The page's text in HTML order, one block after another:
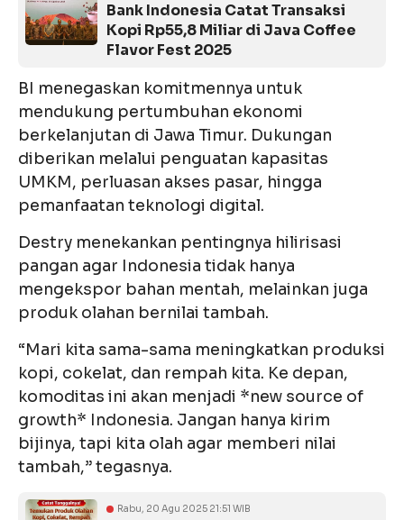
Bank Indonesia Catat Transaksi
Kopi Rp55,8 Miliar di Java Coffee
Flavor Fest 2025
BI menegaskan komitmennya untuk
mendukung pertumbuhan ekonomi
berkelanjutan di Jawa Timur. Dukungan
diberikan melalui penguatan kapasitas
UMKM, perluasan akses pasar, hingga
pemanfaatan teknologi digital.
Destry menekankan pentingnya hilirisasi
pangan agar Indonesia tidak hanya
mengekspor bahan mentah, melainkan juga
produk olahan bernilai tambah.
“Mari kita sama-sama meningkatkan produksi
kopi, cokelat, dan rempah kita. Ke depan,
komoditas ini akan menjadi *new source of
growth* Indonesia. Jangan hanya kirim
bijinya, tapi kita olah agar memberi nilai
tambah,” tegasnya.
Rabu, 20 Agu 2025 21:51 WIB